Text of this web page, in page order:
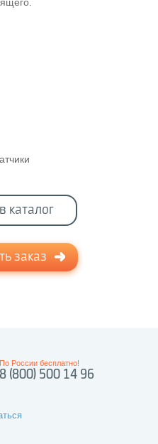
каталог
заказ
8 (800) 500 14 96
По России бесплатно!